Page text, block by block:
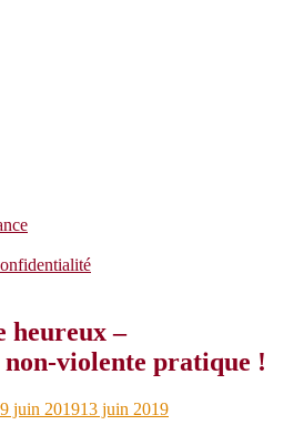
heureux –
violente pratique !
juin 201913 juin 2019